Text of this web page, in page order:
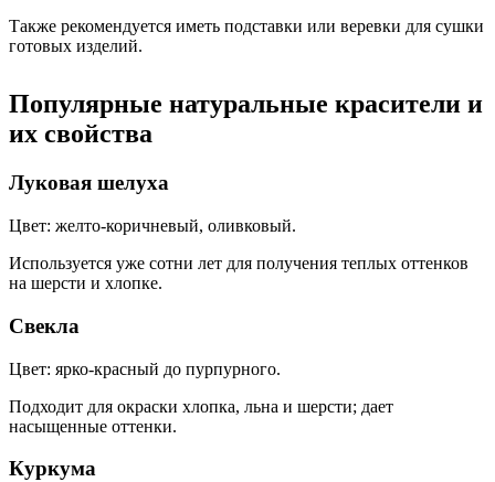
Также рекомендуется иметь подставки или веревки для сушки
готовых изделий.
Популярные натуральные красители и
их свойства
Луковая шелуха
Цвет: желто-коричневый, оливковый.
Используется уже сотни лет для получения теплых оттенков
на шерсти и хлопке.
Свекла
Цвет: ярко-красный до пурпурного.
Подходит для окраски хлопка, льна и шерсти; дает
насыщенные оттенки.
Куркума